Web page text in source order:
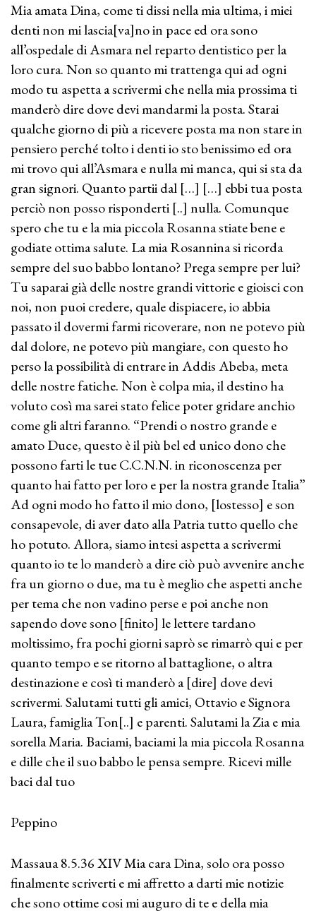
Mia amata Dina, come ti dissi nella mia ultima, i miei
denti non mi lascia[va]no in pace ed ora sono
all’ospedale di Asmara nel reparto dentistico per la
loro cura. Non so quanto mi trattenga qui ad ogni
modo tu aspetta a scrivermi che nella mia prossima ti
manderò dire dove devi mandarmi la posta. Starai
qualche giorno di più a ricevere posta ma non stare in
pensiero perché tolto i denti io sto benissimo ed ora
mi trovo qui all’Asmara e nulla mi manca, qui si sta da
gran signori. Quanto partii dal […] […] ebbi tua posta
perciò non posso risponderti [..] nulla. Comunque
spero che tu e la mia piccola Rosanna stiate bene e
godiate ottima salute. La mia Rosannina si ricorda
sempre del suo babbo lontano? Prega sempre per lui?
Tu saparai già delle nostre grandi vittorie e gioisci con
noi, non puoi credere, quale dispiacere, io abbia
passato il dovermi farmi ricoverare, non ne potevo più
dal dolore, ne potevo più mangiare, con questo ho
perso la possibilità di entrare in Addis Abeba, meta
delle nostre fatiche. Non è colpa mia, il destino ha
voluto così ma sarei stato felice poter gridare anchio
come gli altri faranno. “Prendi o nostro grande e
amato Duce, questo è il più bel ed unico dono che
possono farti le tue C.C.N.N. in riconoscenza per
quanto hai fatto per loro e per la nostra grande Italia”
Ad ogni modo ho fatto il mio dono, [lostesso] e son
consapevole, di aver dato alla Patria tutto quello che
ho potuto. Allora, siamo intesi aspetta a scrivermi
quanto io te lo manderò a dire ciò può avvenire anche
fra un giorno o due, ma tu è meglio che aspetti anche
per tema che non vadino perse e poi anche non
sapendo dove sono [finito] le lettere tardano
moltissimo, fra pochi giorni saprò se rimarrò qui e per
quanto tempo e se ritorno al battaglione, o altra
destinazione e così ti manderò a [dire] dove devi
scrivermi. Salutami tutti gli amici, Ottavio e Signora
Laura, famiglia Ton[..] e parenti. Salutami la Zia e mia
sorella Maria. Baciami, baciami la mia piccola Rosanna
e dille che il suo babbo le pensa sempre. Ricevi mille
baci dal tuo
Peppino
Massaua 8.5.36 XIV Mia cara Dina, solo ora posso
finalmente scriverti e mi affretto a darti mie notizie
che sono ottime cosi mi auguro di te e della mia